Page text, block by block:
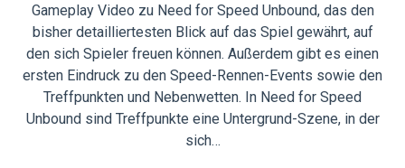
Gameplay Video zu Need for Speed Unbound, das den
bisher detailliertesten Blick auf das Spiel gewährt, auf
den sich Spieler freuen können. Außerdem gibt es einen
ersten Eindruck zu den Speed-Rennen-Events sowie den
Treffpunkten und Nebenwetten. In Need for Speed
Unbound sind Treffpunkte eine Untergrund-Szene, in der
sich…